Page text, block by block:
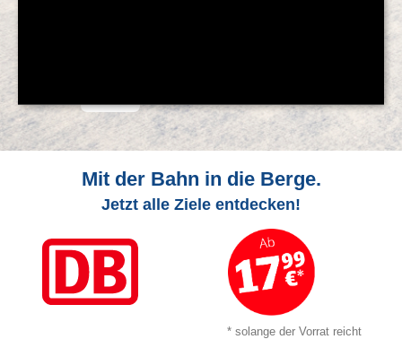
Mit der Bahn in die Berge.
Jetzt alle Ziele entdecken!
* solange der Vorrat reicht